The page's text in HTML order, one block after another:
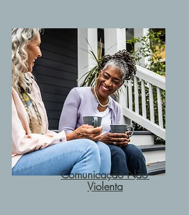
Comunicação Não-
Violenta